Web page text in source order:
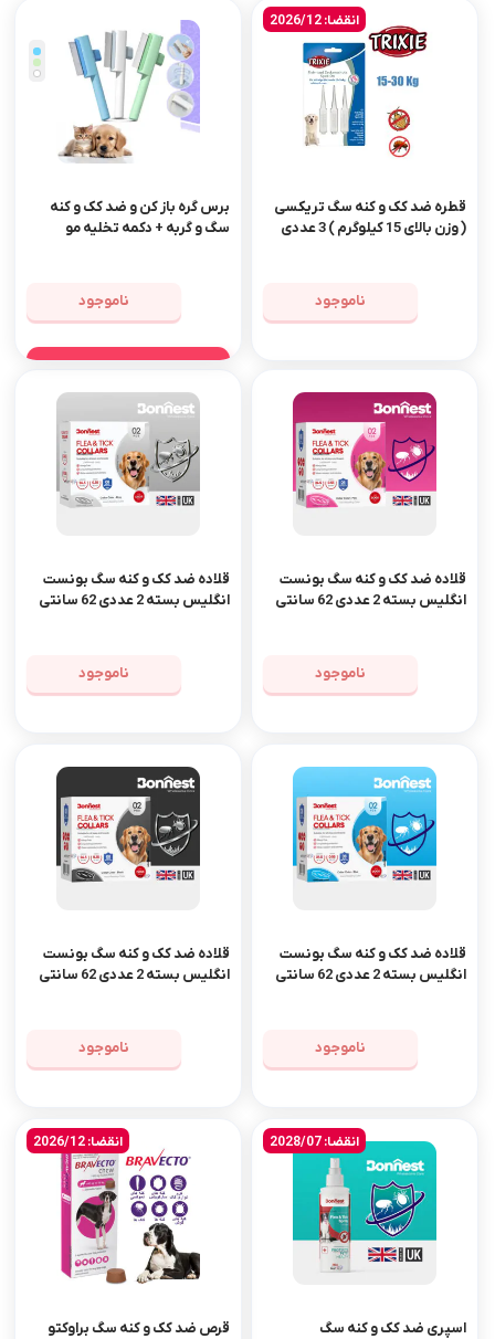
انقضا: 2026/12
قطره ضد کک و کنه سگ تریکسی
( وزن بالای 15 کیلوگرم ) 3 عددی
ناموجود
برس گره باز کن و ضد کک و کنه
سگ و گربه + دکمه تخلیه مو
ناموجود
قلاده ضد کک و کنه سگ بونست
انگلیس بسته 2 عددی 62 سانتی
ناموجود
قلاده ضد کک و کنه سگ بونست
انگلیس بسته 2 عددی 62 سانتی
ناموجود
قلاده ضد کک و کنه سگ بونست
انگلیس بسته 2 عددی 62 سانتی
ناموجود
قلاده ضد کک و کنه سگ بونست
انگلیس بسته 2 عددی 62 سانتی
ناموجود
انقضا: 2028/07
اسپری ضد کک و کنه سگ
انقضا: 2026/12
قرص ضد کک و کنه سگ براوکتو